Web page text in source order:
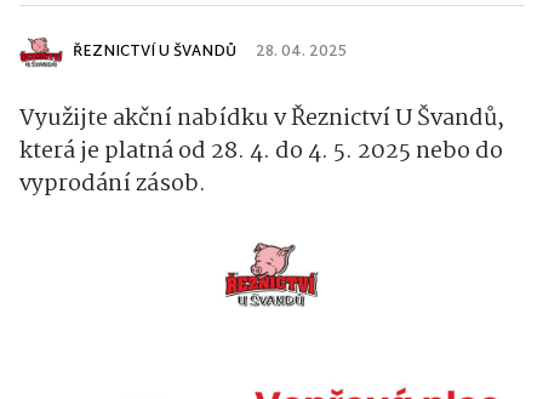
ŘEZNICTVÍ U ŠVANDŮ 28. 04. 2025
Využijte akční nabídku v Řeznictví U Švandů,
která je platná od 28. 4. do 4. 5. 2025 nebo do
vyprodání zásob.